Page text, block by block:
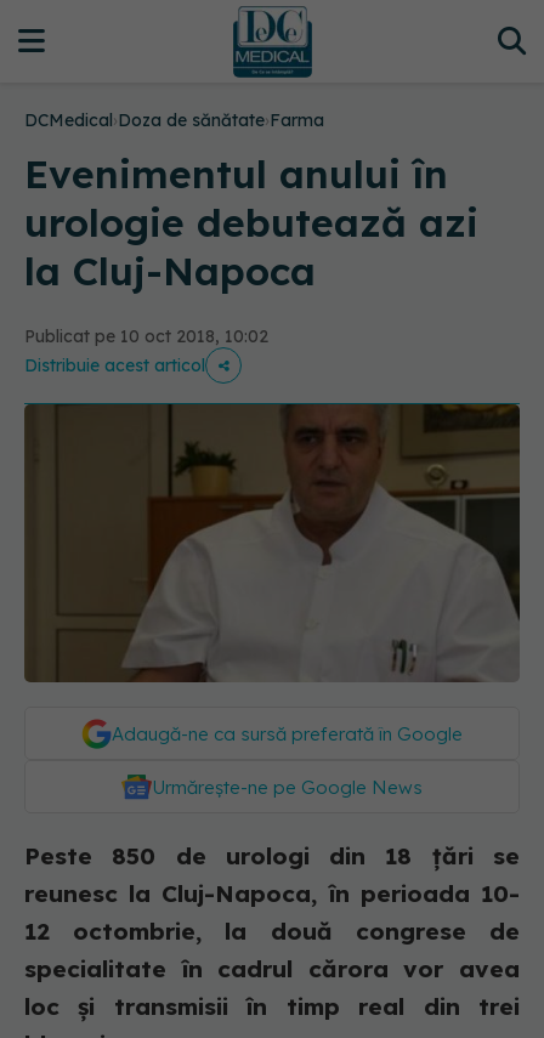
DCMedical›Doza de sănătate›Farma
Evenimentul anului în
urologie debutează azi
la Cluj-Napoca
Publicat pe 10 oct 2018, 10:02
Distribuie acest articol
Adaugă-ne ca sursă preferată în Google
Urmărește-ne pe Google News
Peste 850 de urologi din 18 ţări se
reunesc la Cluj-Napoca, în perioada 10-
12 octombrie, la două congrese de
specialitate în cadrul cărora vor avea
loc şi transmisii în timp real din trei